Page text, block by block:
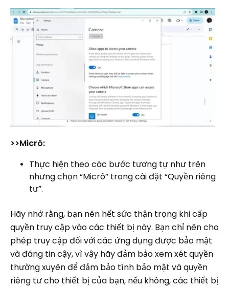
>>Micrô:
Thực hiện theo các bước tương tự như trên
nhưng chọn “Micrô” trong cài đặt “Quyền riêng
tư”.
Hãy nhớ rằng, bạn nên hết sức thận trọng khi cấp
quyền truy cập vào các thiết bị này. Bạn chỉ nên cho
phép truy cập đối với các ứng dụng được bảo mật
và đáng tin cậy, vì vậy hãy đảm bảo xem xét quyền
thường xuyên để đảm bảo tính bảo mật và quyền
riêng tư cho thiết bị của bạn, nếu không, các thiết bị